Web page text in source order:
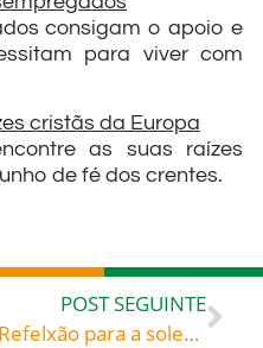
consigam o apoio e
para viver com
cristãs da Europa
as suas raízes
de fé dos crentes.
POST SEGUINTE
Refelxão para a solenidade de São Pedro e São Paulo